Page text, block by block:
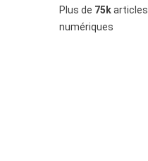
Plus de 75karticles
numériques